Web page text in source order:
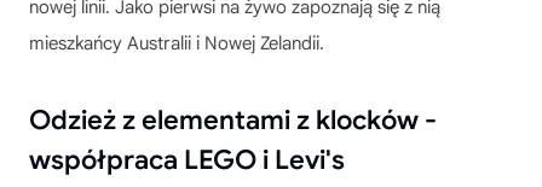
nowej linii. Jako pierwsi na żywo zapoznają się z nią
mieszkańcy Australii i Nowej Zelandii.
Odzież z elementami z klocków -
współpraca LEGO i Levi's